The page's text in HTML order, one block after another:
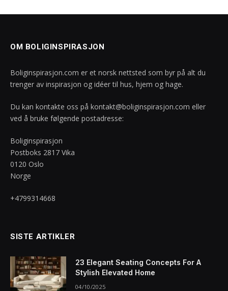
OM BOLIGINSPIRASJON
Boliginspirasjon.com er et norsk nettsted som byr på alt du
trenger av inspirasjon og idéer til hus, hjem og hage.
Du kan kontakte oss på kontakt@boliginspirasjon.com eller
ved å bruke følgende postadresse:
Boliginspirasjon
Postboks 2817 Vika
0120 Oslo
Norge
+4799314668
SISTE ARTIKLER
23 Elegant Seating Concepts For A
Stylish Elevated Home
04/10/2025